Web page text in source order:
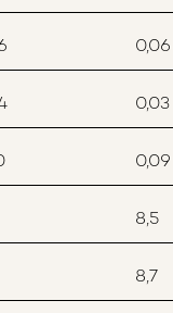
0,06
0,03
0,09
8,5
8,7